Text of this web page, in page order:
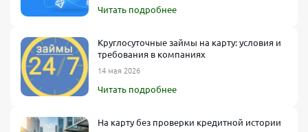
Читать подробнее
Круглосуточные займы на карту: условия и
требования в компаниях
14 мая 2026
Читать подробнее
На карту без проверки кредитной истории